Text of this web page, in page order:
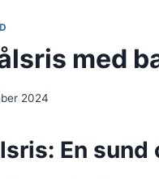
med
2024
En